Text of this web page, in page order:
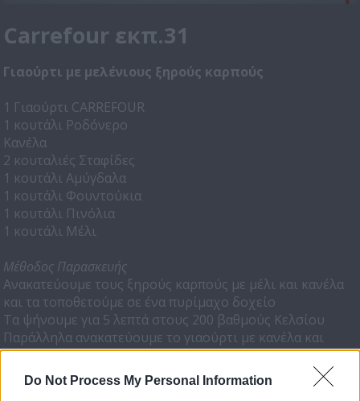
Do Not Process My Personal Information
Carrefour εκπ.31
Γιαούρτι με μελένιους ξηρούς καρπούς
1 Γιαούρτι CARREFOUR
1 κουτάλι Ροδόνερο
Κανέλα
2 κουταλιές Σταφίδες
1 κουτάλι Αμύγδαλα
1 κουτάλι Φουντούκια
1 κουτάλι Πινόλια
1 κουτάλι Μέλι
Μέθοδος Παρασκευής
Ανακατεύουμε τους ξηρούς καρπούς με μέλι και κανέλα
και τα τοποθετούμε σε ένα πυρίμαχο δοχείο
Τα ψήνουμε για 5 λεπτά στους 200 βαθμούς Κελσίου
Παράλληλα ανακατεύουμε το γιαούρτι με κανέλα και
ανθόνερο
Τα τοποθετούμε σε ένα δοχείο σερβιρίσματος
γαρνίροντας με τους ξηρούς καρπούς και τις σταφίδες